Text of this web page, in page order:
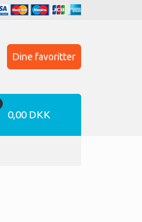
0,00 DKK
Dine favoritter